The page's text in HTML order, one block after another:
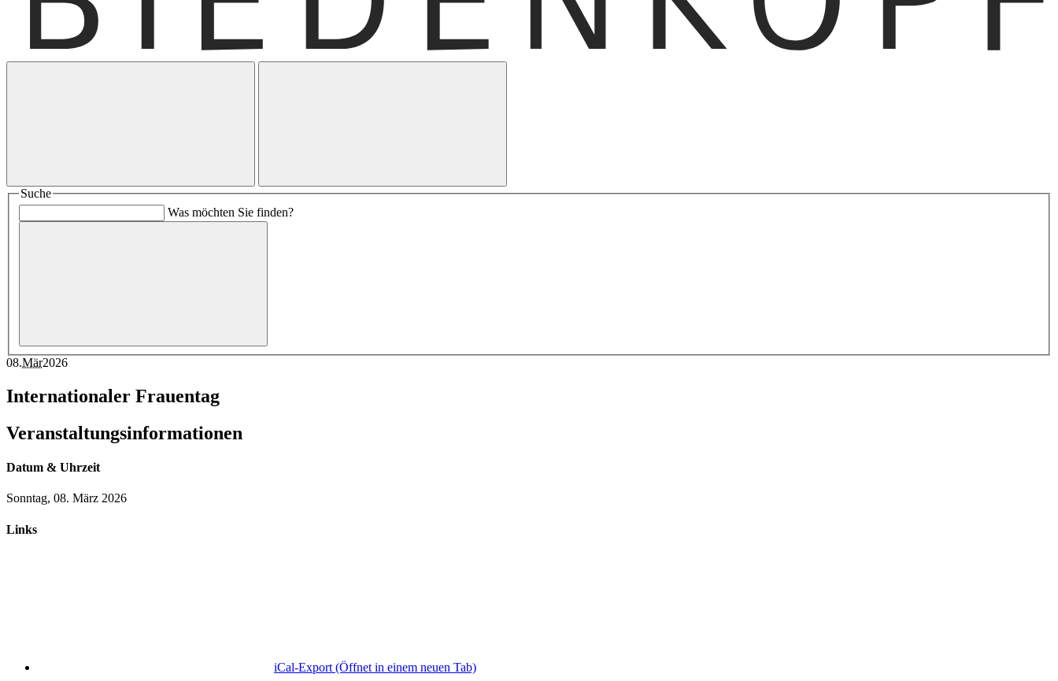
Suche
Was möchten Sie finden?
08.Mär2026
Internationaler Frauentag
Veranstaltungsinformationen
Datum & Uhrzeit
Sonntag, 08. März 2026
Links
iCal-Export (Öffnet in einem neuen Tab)